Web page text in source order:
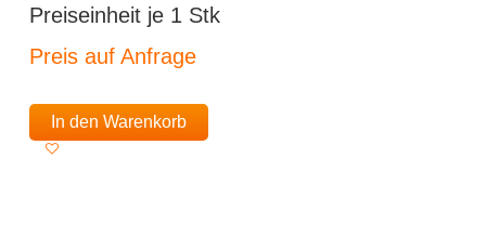
Preiseinheit je 1 Stk
Preis auf Anfrage
In den Warenkorb